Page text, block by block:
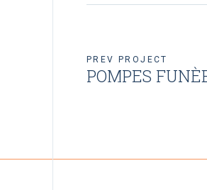
PREV PROJECT
POMPES